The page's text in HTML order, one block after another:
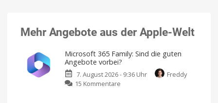
Mehr Angebote aus der Apple-Welt
Microsoft 365 Family: Sind die guten
Angebote vorbei?
7. August 2026 - 9:36 Uhr
Freddy
15 Kommentare